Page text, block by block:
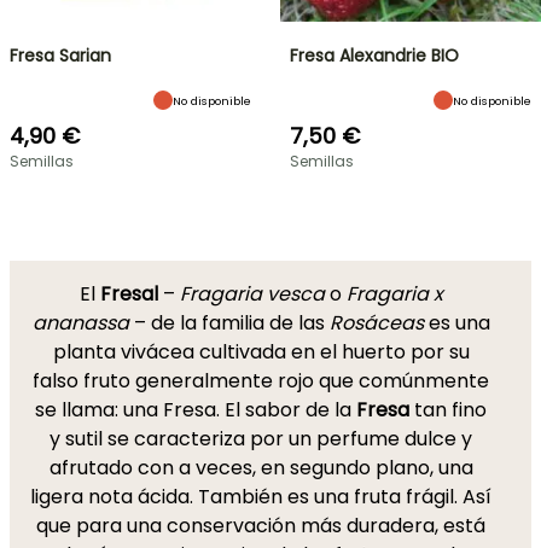
Fresa Sarian
No disponible
4,90 €
Semillas
Fresa Alexandrie BIO
No disponible
7,50 €
Semillas
El Fresal– Fragaria vescao Fragaria x
ananassa– de la familia de las Rosáceases una
planta vivácea cultivada en el huerto por su
falso fruto generalmente rojo que comúnmente
se llama: una Fresa. El sabor de la Fresa tan fino
y sutil se caracteriza por un perfume dulce y
afrutado con a veces, en segundo plano, una
ligera nota ácida. También es una fruta frágil. Así
que para una conservación más duradera, está